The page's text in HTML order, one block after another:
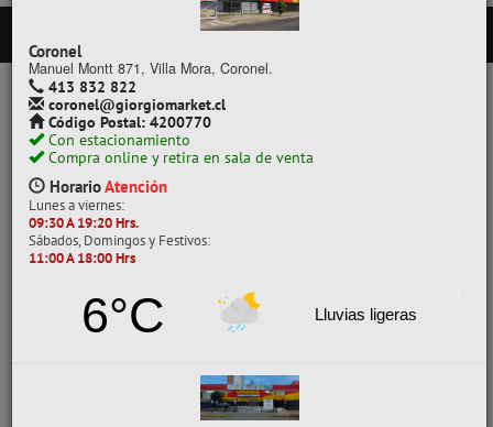
Coronel
Manuel Montt 871, Villa Mora, Coronel.
413 832 822
coronel@giorgiomarket.cl
Código Postal: 4200770
Con estacionamiento
Compra online y retira en sala de venta
HorarioAtención
Lunes a viernes:
09:30 A 19:20 Hrs.
Sábados, Domingos y Festivos:
11:00 A 18:00 Hrs
6°C Lluvias ligeras
PRODUCTOS
POR CLASE
PREESCOLAR
CATEGORÍAS
DELANTAL
DELANTAL IMPERMEABLE
Ver todo en Delantales
DELANTAL